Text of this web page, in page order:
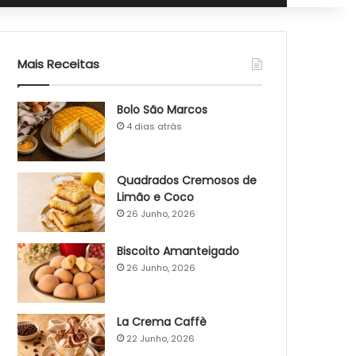
Mais Receitas
Bolo São Marcos
4 dias atrás
Quadrados Cremosos de
Limão e Coco
26 Junho, 2026
Biscoito Amanteigado
26 Junho, 2026
La Crema Caffè
22 Junho, 2026